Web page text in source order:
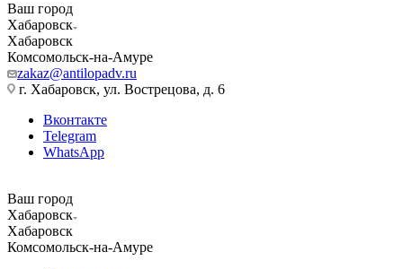
Ваш город
Хабаровск
Хабаровск
Комсомольск-на-Амуре
zakaz@antilopadv.ru
г. Хабаровск, ул. Вострецова, д. 6
Вконтакте
Telegram
WhatsApp
Ваш город
Хабаровск
Хабаровск
Комсомольск-на-Амуре